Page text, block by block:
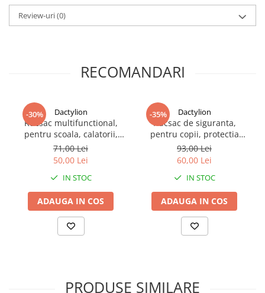
orificiile pantofilor sau prin tunelurile textile ale hainelor.
Constructia rezistenta ajuta la utilizare repetata fara deteriorare
de incaltaminte si articole vestimentare. Latimea de 9 mm ofera
Review-uri(0)
RECOMANDARI
-30% Dactylion
Rucsac multifunctional,
pentru scoala, calatorii,
laptop, nailon/poliester,
durabil, compartimente
multiple, 31 x 15 x 45 cm,
negru
71,00 Lei
50,00 Lei
IN STOC
ADAUGA IN COS
-35% Dactylion
Rucsac de siguranta,
pentru copii, protectia
capului, bretele reglabile,
poliester, 31 x 19 x 8 cm,
roz, model ingeras
93,00 Lei
60,00 Lei
IN STOC
ADAUGA IN COS
PRODUSE SIMILARE